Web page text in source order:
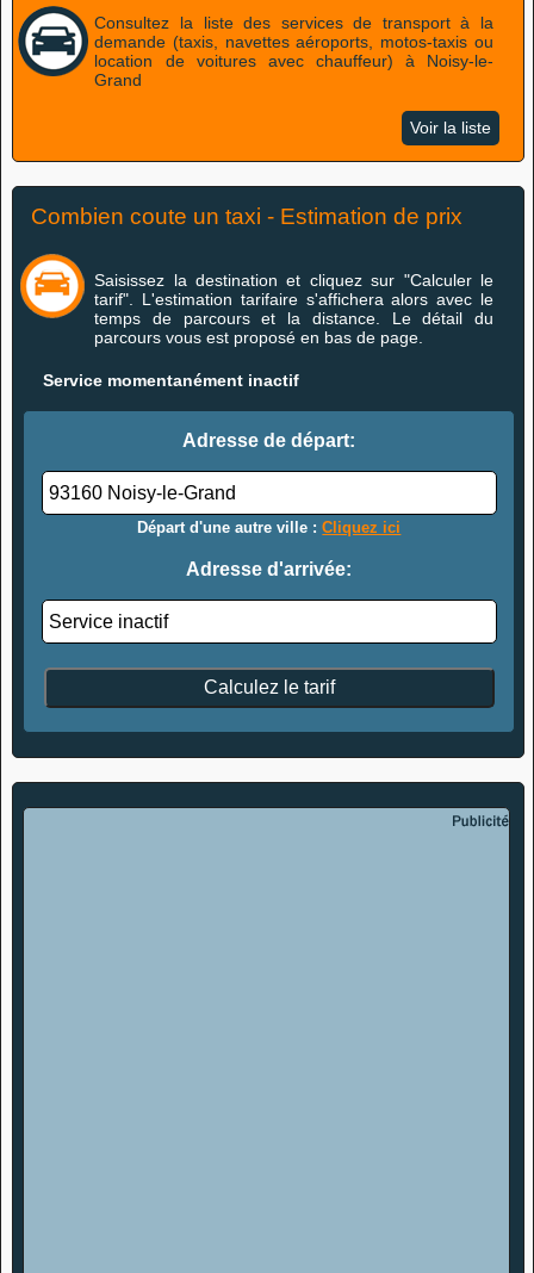
Consultez la liste des services de transport à la
demande (taxis, navettes aéroports, motos-taxis ou
location de voitures avec chauffeur) à Noisy-le-
Grand
Voir la liste
Combien coute un taxi - Estimation de prix
Saisissez la destination et cliquez sur "Calculer le
tarif". L'estimation tarifaire s'affichera alors avec le
temps de parcours et la distance. Le détail du
parcours vous est proposé en bas de page.
Service momentanément inactif
Adresse de départ:
Départ d'une autre ville :Cliquez ici
Adresse d'arrivée: